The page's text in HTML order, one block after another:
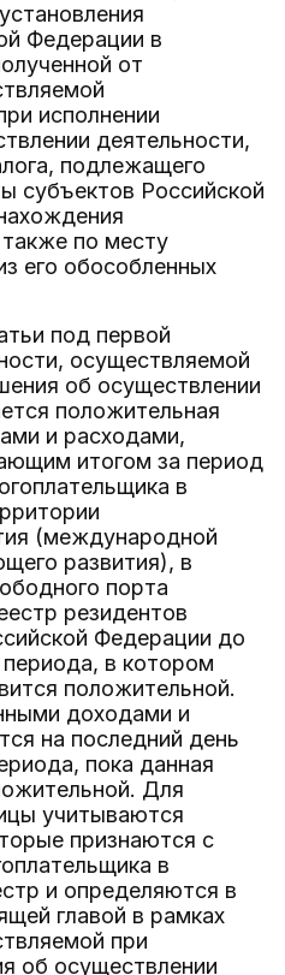
Федерации в
от
исполнении
деятельности,
подлежащего
субъектов Российской
по месту
его обособленных
под первой
осуществляемой
об осуществлении
положительная
и расходами,
итогом за период
в
(международной
развития), в
порта
резидентов
Федерации до
периода, в котором
положительной.
доходами и
на последний день
пока данная
Для
учитываются
признаются с
в
и определяются в
главой в рамках
при
об осуществлении